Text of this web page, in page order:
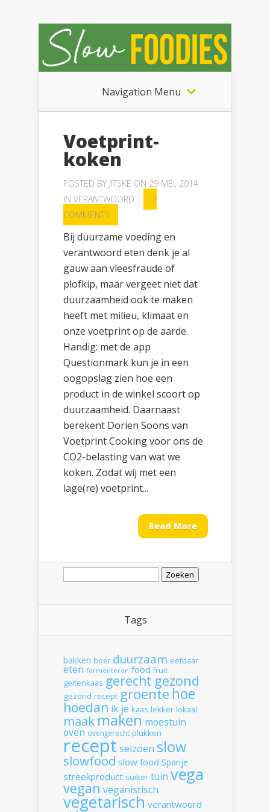
Navigation Menu
Voetprint-
koken
POSTED BY JITSKE ON 29 MEI, 2014
IN VERANTWOORD |
2
COMMENTS
Bij duurzame voeding en
verantwoord eten denk je al
gauw aan vleesfraude of
plofkip, maar vergeet niet dat
duurzaamheid ook te maken
heeft met milieu, klimaat en
onze voetprint op de aarde.
Handig: met de app
Questionmark kun je in een
oogopslag zien hoe een
product in de winkel scoort op
duurzaamheid. Daarnaast
berekent Dorien Soons van
Voetprint Cooking voor ons de
CO2-belasting van wat we
koken. Zodat wij met een
lage(re) voetprint...
Read More
Zoeken
Tags
bakken boer duurzaam eetbaar
eten fermenteren food fruit
geitenkaas gerecht gezond
gezond recept groente hoe
hoedan ik je kaas lekker lokaal
maak maken moestuin
oven ovengerecht plukken
recept seizoen slow
slowfood slow food Spanje
streekproduct suiker tuin vega
vegan veganistisch
vegetarisch verantwoord